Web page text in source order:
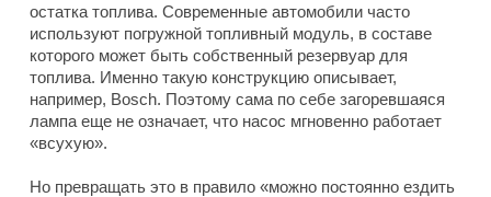
остатка топлива. Современные автомобили часто
используют погружной топливный модуль, в составе
которого может быть собственный резервуар для
топлива. Именно такую конструкцию описывает,
например, Bosch. Поэтому сама по себе загоревшаяся
лампа еще не означает, что насос мгновенно работает
«всухую».
Но превращать это в правило «можно постоянно ездить